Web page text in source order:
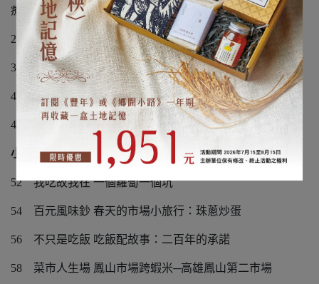
療癒人心
26 路樹與它們的產地 種樹的人：談種樹的二三事
34 家居植日生 一起生態瓶：方圓動靜中，微觀生命流轉
40 家居植日生 一起蜂旅館：城市角落生物大發現
46 家居植日生 一起種菜吃：工程師的樂活魚菜錄
小路亂逛COLUMN
52我吃故我在 一個蘿蔔一個坑
54 百元風味鈔 春天的市場小旅行：珠蔥炒蛋
56 不只是吃飯 吃飯配故事：二百年的承諾
58 菜市人生場 鳳山市場跨蝦米─高雄鳳山第二市場